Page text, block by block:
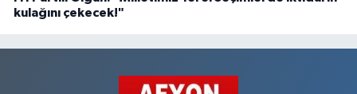
kulağını çekecek!"